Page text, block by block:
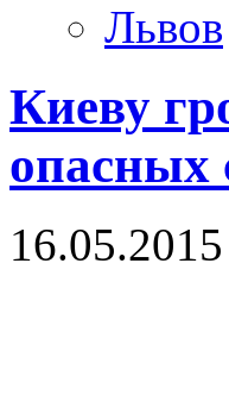
Львов
Киеву
опасных
16.05.2015